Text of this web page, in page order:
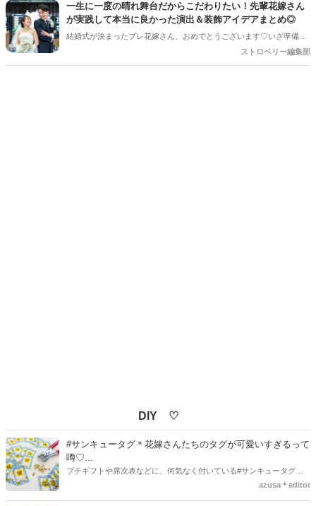
う・・・！ と結婚式準備にあわせてまたまた悩みが増えてしまうもの
です＊
一生に一度の晴れ舞台だからこだわりたい！先輩花嫁さん
が実践して本当に良かった演出＆装飾アイデアまとめ◎
結婚式が決まったプレ花嫁さん、おめでとうございます♡いざ準備を
始めると、「何から手をつければいいの？」「他の人はどんなことを
ストロベリー編集部
DIY ♡
#サンキュータグ＊花嫁さんたちのタグが可愛いすぎるって
噂♡...
プチギフトや席次表などに、何気なく付いている#サンキュータグ実
はほとんどの花嫁さんが手作りしてるってご存知でしたか！？あるの
azusa＊editor